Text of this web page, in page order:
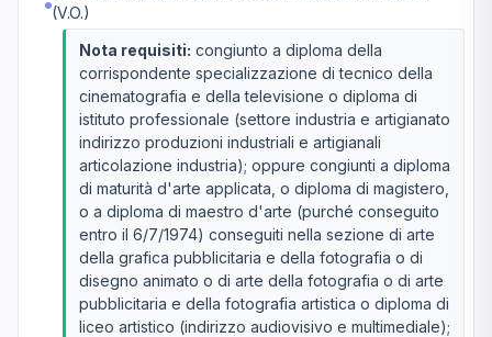
(V.O.)
Nota requisiti: congiunto a diploma della
corrispondente specializzazione di tecnico della
cinematografia e della televisione o diploma di
istituto professionale (settore industria e artigianato
indirizzo produzioni industriali e artigianali
articolazione industria); oppure congiunti a diploma
di maturità d'arte applicata, o diploma di magistero,
o a diploma di maestro d'arte (purché conseguito
entro il 6/7/1974) conseguiti nella sezione di arte
della grafica pubblicitaria e della fotografia o di
disegno animato o di arte della fotografia o di arte
pubblicitaria e della fotografia artistica o diploma di
liceo artistico (indirizzo audiovisivo e multimediale);